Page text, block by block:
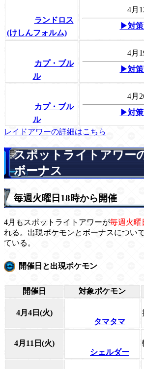
ランドロス
(けしんフォルム)
4月
▶対
カプ・ブル
ル
4月
▶対
カプ・ブル
ル
4月
▶対
レイドアワーの詳細はこちら
スポットライトアワー
ボーナス
毎週火曜日18時から開催
4月もスポットライトアワーが毎週火曜
れる。出現ポケモンとボーナスについ
ている。
開催日と出現ポケモン
開催日 対象ポケモン
4月4日(火)
タマタマ
4月11日(火)
シェルダー